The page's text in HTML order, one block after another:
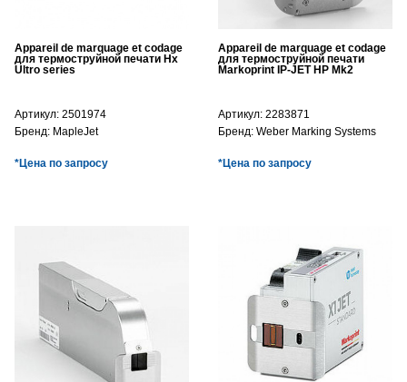
Appareil de marquage et codage
для термоструйной печати Hx
Ultro series
Артикул: 2501974
Бренд: MapleJet
*Цена по запросу
Appareil de marquage et codage
для термоструйной печати
Markoprint IP-JET HP Mk2
Артикул: 2283871
Бренд: Weber Marking Systems
*Цена по запросу